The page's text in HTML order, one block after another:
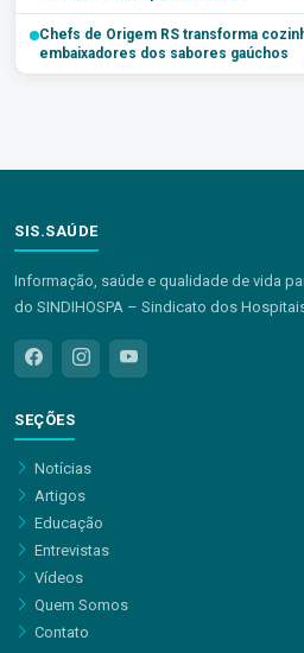
Chefs de Origem RS transforma
embaixadores dos sabores gaúchos
SIS.SAÚDE
Informação, saúde e qualidade de vida
do SINDIHOSPA – Sindicato dos
SEÇÕES
Notícias
Artigos
Educação
Entrevistas
Vídeos
Quem Somos
Contato